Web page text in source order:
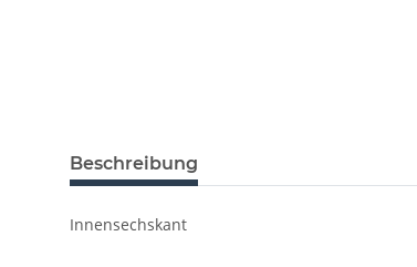
Beschreibung
Innensechskant